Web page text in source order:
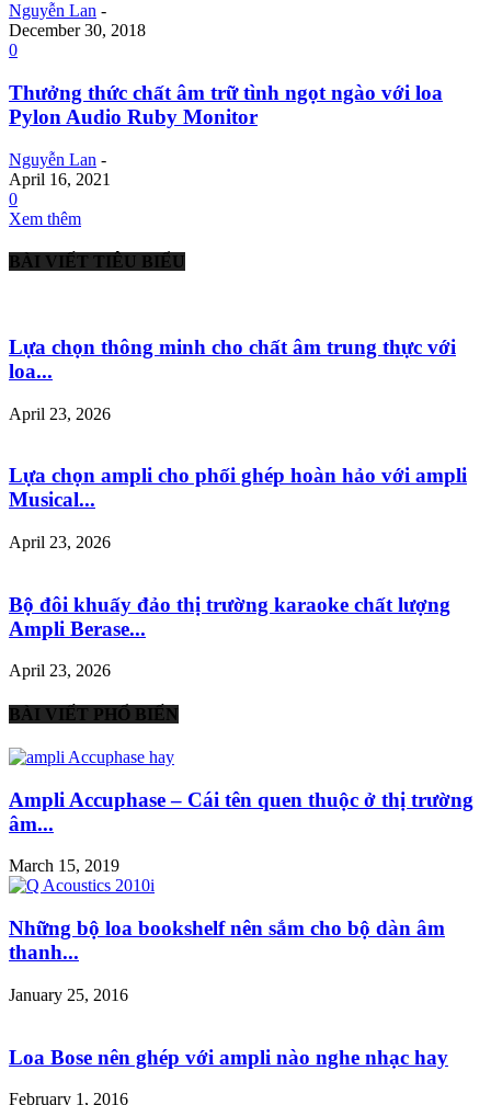
Nguyễn Lan -
December 30, 2018
0
Thưởng thức chất âm trữ tình ngọt ngào với loa
Pylon Audio Ruby Monitor
Nguyễn Lan -
April 16, 2021
0
Xem thêm
BÀI VIẾT TIÊU BIỂU
Lựa chọn thông minh cho chất âm trung thực với
loa...
April 23, 2026
Lựa chọn ampli cho phối ghép hoàn hảo với ampli
Musical...
April 23, 2026
Bộ đôi khuấy đảo thị trường karaoke chất lượng
Ampli Berase...
April 23, 2026
BÀI VIẾT PHỔ BIẾN
Ampli Accuphase – Cái tên quen thuộc ở thị trường
âm...
March 15, 2019
Những bộ loa bookshelf nên sắm cho bộ dàn âm
thanh...
January 25, 2016
Loa Bose nên ghép với ampli nào nghe nhạc hay
February 1, 2016